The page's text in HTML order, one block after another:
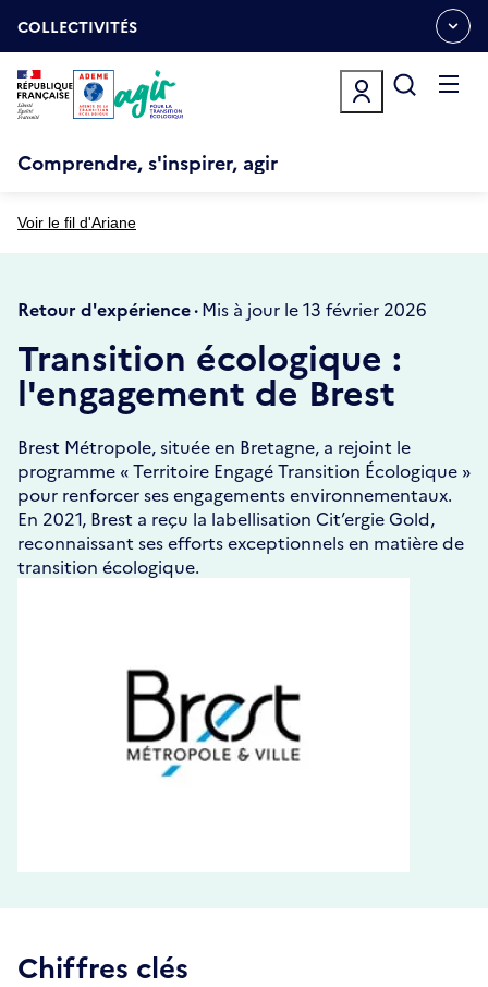
auOUVRIR
LE
MENU
ESPACE
COLLECTIVITÉS
Comprendre, s'inspirer, agir
Voir le fil d'Ariane
Retour d'expérience ·Mis à jour le 13 février 2026
Transition écologique :
l'engagement de Brest
Brest Métropole, située en Bretagne, a rejoint le
programme « Territoire Engagé Transition Écologique »
pour renforcer ses engagements environnementaux.
En 2021, Brest a reçu la labellisation Cit’ergie Gold,
reconnaissant ses efforts exceptionnels en matière de
transition écologique.
Chiffres clés